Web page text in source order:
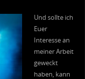
Und sollte ich
Euer
Interesse an
meiner Arbeit
geweckt
haben, kann